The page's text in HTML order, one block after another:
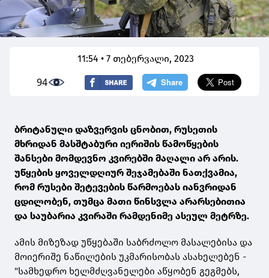
11:54 • 7 თებერვალი, 2023
94
ბრიტანული დაზვერვის ცნობით, რუსეთის
მხრიდან მასშტაბური იერიშის წამოწყების
შანსები მომდევნო კვირებში მაღალი არ არის.
უწყების ყოველდღიურ შეჯამებაში ნათქვამია,
რომ რუსები შეტევების წარმოებას იანვრიდან
ცდილობენ, თუმცა მათი წინსვლა არარსებითია
და საუბარია კვირაში რამდენიმე ასეულ მეტრზე.
ამის მიზეზად უწყებაში საბრძოლო მასალებისა და
მოიერიშე ნაწილების უკმარისობას ასახელებენ -
"სამხედრო ხელმძღვანელები აწყობენ გეგმებს,